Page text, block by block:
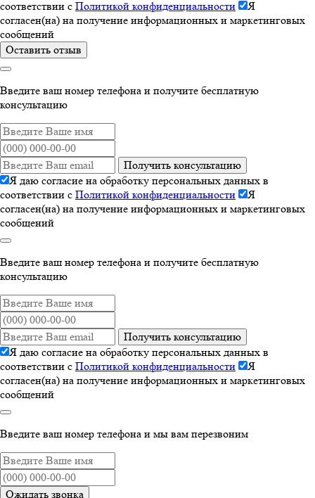
соответствии с Политикой конфиденциальности
Я
согласен(на) на получение информационных и маркетинговых
сообщений
Оставить отзыв
Введите ваш номер телефона и получите бесплатную
консультацию
Получить консультацию
Я даю согласие на обработку персональных данных в
соответствии с Политикой конфиденциальности
Я
согласен(на) на получение информационных и маркетинговых
сообщений
Введите ваш номер телефона и получите бесплатную
консультацию
Получить консультацию
Я даю согласие на обработку персональных данных в
соответствии с Политикой конфиденциальности
Я
согласен(на) на получение информационных и маркетинговых
сообщений
Введите ваш номер телефона и мы вам перезвоним
Ожидать звонка